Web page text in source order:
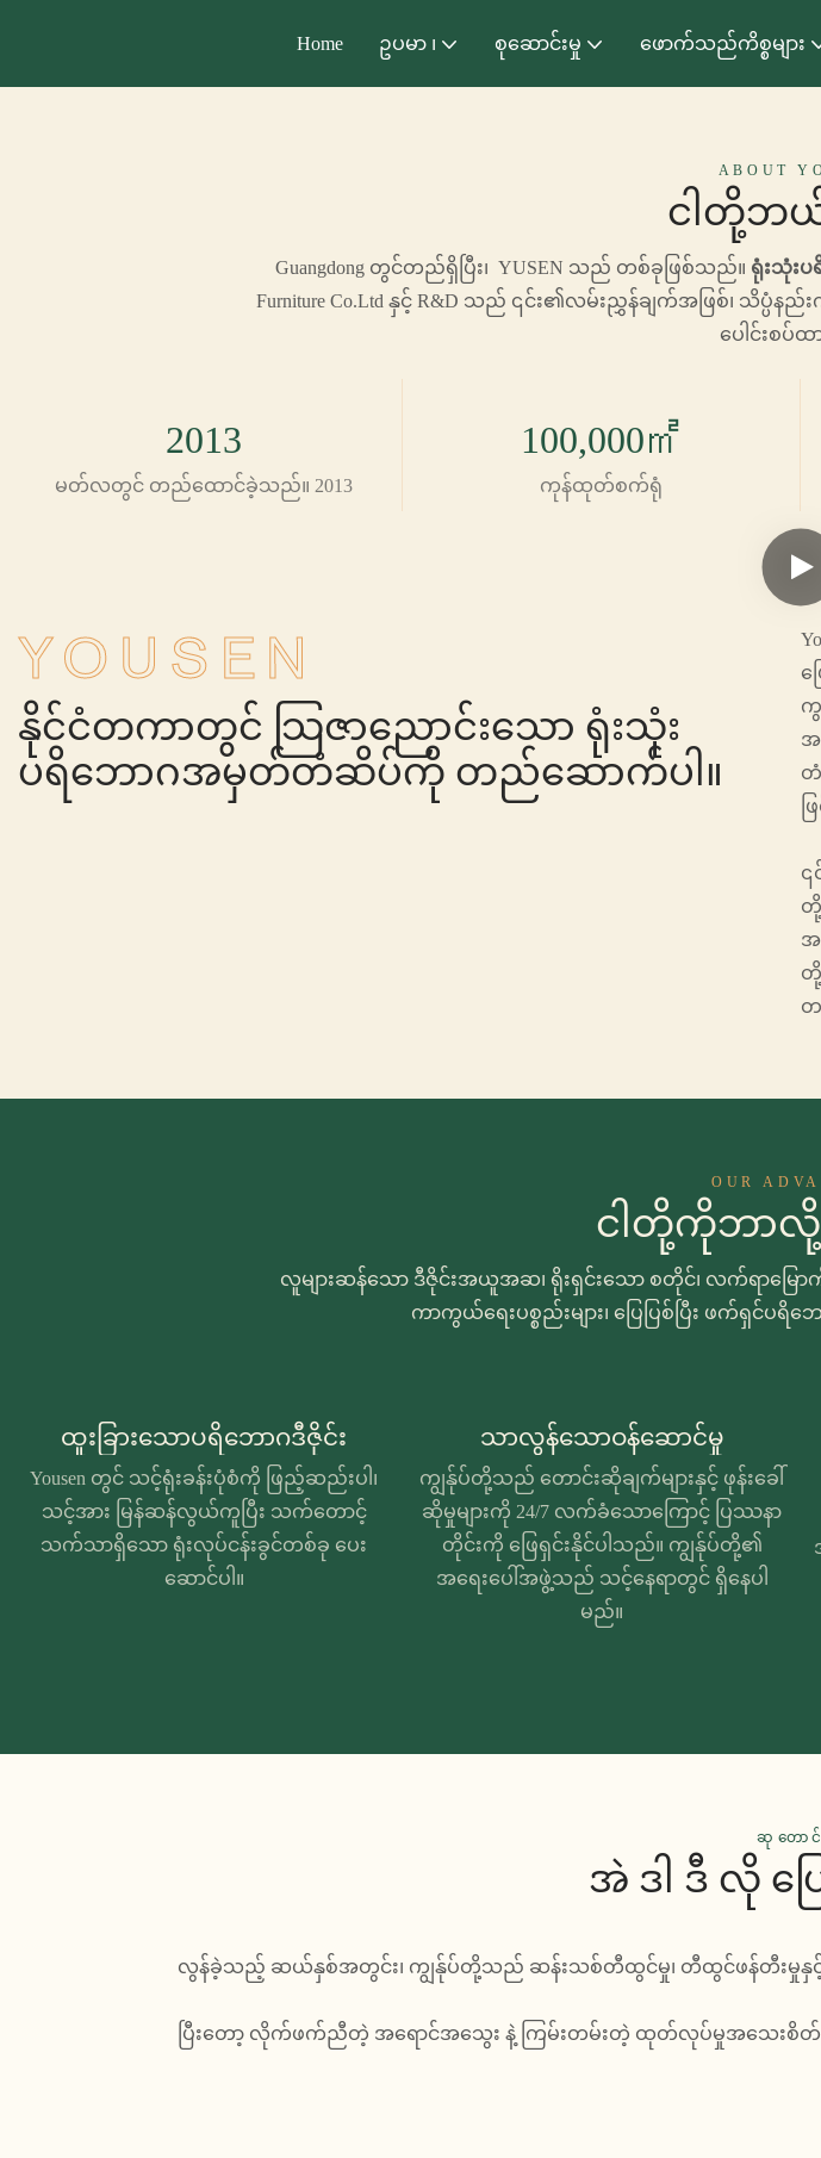
Home ဥပမာ ၊ စုဆောင်းမှု ဖောက်သည်ကိစ္စများ
ABOUT
ငါတို့ဘ
Guangdong တွင်တည်ရှိပြီး၊ YUSEN သည် တစ်ခုဖြစ်သည်။ ရုံးသုံး
Furniture Co.Ltd နှင့် R&D သည် ၎င်း၏လမ်းညွှန်ချက်အဖြစ်၊ သိပ္
ပေါင်းစပ်
2013
မတ်လတွင် တည်ထောင်ခဲ့သည်။ 2013
100,000㎡
ကုန်ထုတ်စက်ရုံ
YOUSEN
နိုင်ငံတကာတွင် သြဇာညောင်းသော ရုံးသုံး
ပရိဘောဂအမှတ်တံဆိပ်ကို တည်ဆောက်ပါ။
ဖ
ကွ
အ
တံ
၎
တို့
အ
တို့
တ
OUR
ငါတို့ကိုဘာလို့
လူများဆန်သော ဒီဇိုင်းအယူအဆ၊ ရိုးရှင်းသော စတိုင်၊ လက်ရာမြေ
ကာကွယ်ရေးပစ္စည်းများ၊ ပြေပြစ်ပြီး ဖက်ရှင်ပ
ထူးခြားသောပရိဘောဂဒီဇိုင်း
Yousen တွင် သင့်ရုံးခန်းပုံစံကို ဖြည့်ဆည်းပါ၊
သင့်အား မြန်ဆန်လွယ်ကူပြီး သက်တောင့်
သက်သာရှိသော ရုံးလုပ်ငန်းခွင်တစ်ခု ပေး
ဆောင်ပါ။
သာလွန်သောဝန်ဆောင်မှု
ကျွန်ုပ်တို့သည် တောင်းဆိုချက်များနှင့် ဖုန်းခေါ်
ဆိုမှုများကို 24/7 လက်ခံသောကြောင့် ပြဿနာ
တိုင်းကို ဖြေရှင်းနိုင်ပါသည်။ ကျွန်ုပ်တို့၏
အရေးပေါ်အဖွဲ့သည် သင့်နေရာတွင် ရှိနေပါ
မည်။
ဆုတောင်
အဲ ဒါ ဒီ လို ပြ